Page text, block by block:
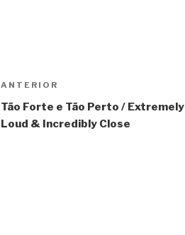
Navegação
de
Post
Anterior
ANTERIOR
Tão Forte e Tão Perto / Extremely
Loud & Incredibly Close